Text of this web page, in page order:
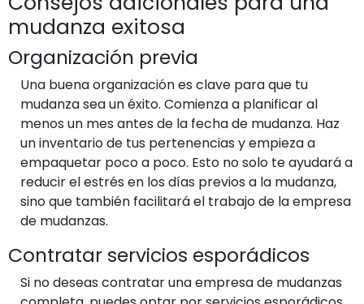
mudanza exitosa
Organización previa
Una buena organización es clave para que tu
mudanza sea un éxito. Comienza a planificar al
menos un mes antes de la fecha de mudanza. Haz
un inventario de tus pertenencias y empieza a
empaquetar poco a poco. Esto no solo te ayudará a
reducir el estrés en los días previos a la mudanza,
sino que también facilitará el trabajo de la empresa
de mudanzas.
Contratar servicios esporádicos
Si no deseas contratar una empresa de mudanzas